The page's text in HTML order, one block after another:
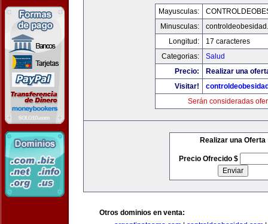
Mayusculas:
Minusculas:
Longitud:
17 caracteres
Categorias:
Salud
Precio:
Realizar una
Visitar!
Serán consideradas
Realizar una Oferta
Precio Ofrecido $
Otros dominios en venta: